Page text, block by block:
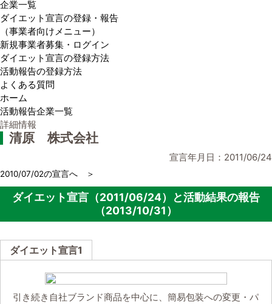
企業一覧
ダイエット宣言の登録・報告
（事業者向けメニュー）
新規事業者募集・ログイン
ダイエット宣言の登録方法
活動報告の登録方法
よくある質問
ホーム
活動報告企業一覧
詳細情報
清原 株式会社
宣言年月日：2011/06/24
2010/07/02の宣言へ ＞
ダイエット宣言（2011/06/24）と活動結果の報告
（2013/10/31）
ダイエット宣言1
引き続き自社ブランド商品を中心に、簡易包装への変更・パ